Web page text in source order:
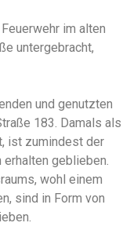
im alten
untergebracht,
und genutzten
183. Damals als
ist zumindest der
erhalten geblieben.
wohl einem
sind in Form von